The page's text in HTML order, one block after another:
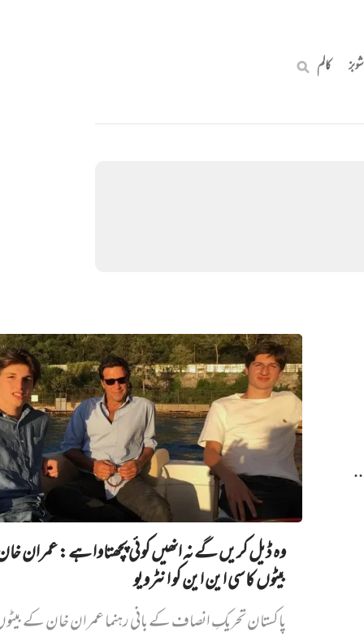
شوبز کالم
وہ ڈیل کریں گے نہ انھیں کوئی پچھتاوا ہے: عمران
بیٹوں کا سی این این کو انٹرویو
پاکستان تحریکِ انصاف کے بانی رہنما عمران خان کے